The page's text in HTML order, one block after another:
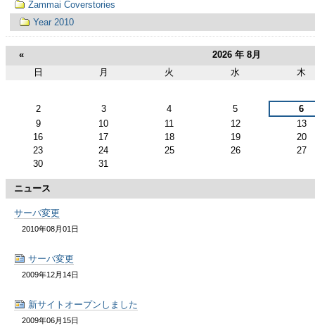
ー
シ
ぶ
ー
シ
Zammai Coverstories
Year 2010
« 2026 年 8月
日 月 火 水 木
2 3 4 5
6
9
10 11 12
13
16
17 18 19
20
23
24 25 26
27
30
31
ニュース
サーバ変更
2010年08月01日
サーバ変更
2009年12月14日
新サイトオープンしました
2009年06月15日